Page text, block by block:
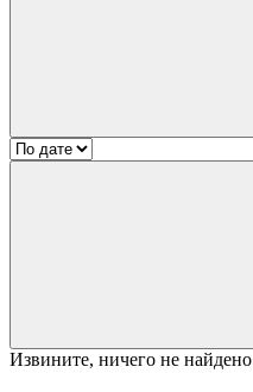
Извините, ничего не найдено